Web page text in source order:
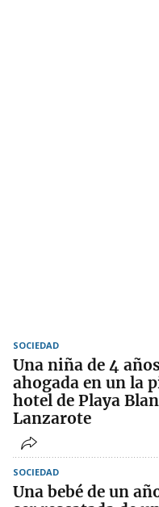
SOCIEDAD
Una niña de 4
ahogada en un la
hotel de Playa
Lanzarote
SOCIEDAD
Una bebé de un